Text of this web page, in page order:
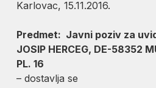
Karlovac, 15.11.2016.
Predmet: Javni poziv za
JOSIP HERCEG, DE-58352
PL. 16
– dostavlja se